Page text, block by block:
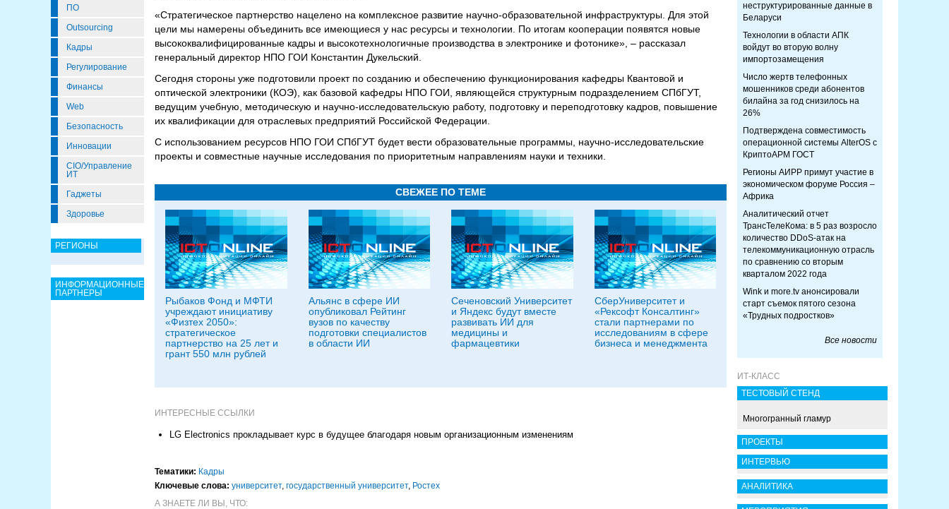
ПО
Outsourcing
Кадры
Регулирование
Финансы
Web
Безопасность
Инновации
CIO/Управление
ИТ
Гаджеты
Здоровье
РЕГИОНЫ
ИНФОРМАЦИОННЫЕ
ПАРТНЕРЫ
«Стратегическое партнерство нацелено на комплексное развитие научно-образовательной инфраструктуры. Для этой
цели мы намерены объединить все имеющиеся у нас ресурсы и технологии. По итогам кооперации появятся новые
высококвалифицированные кадры и высокотехнологичные производства в электронике и фотонике», – рассказал
генеральный директор НПО ГОИ Константин Дукельский.
Сегодня стороны уже подготовили проект по созданию и обеспечению функционирования кафедры Квантовой и
оптической электроники (КОЭ), как базовой кафедры НПО ГОИ, являющейся структурным подразделением СПбГУТ,
ведущим учебную, методическую и научно-исследовательскую работу, подготовку и переподготовку кадров, повышение
их квалификации для отраслевых предприятий Российской Федерации.
С использованием ресурсов НПО ГОИ СПбГУТ будет вести образовательные программы, научно-исследовательские
проекты и совместные научные исследования по приоритетным направлениям науки и техники.
СВЕЖЕЕ ПО ТЕМЕ
Рыбаков Фонд и МФТИ
учреждают инициативу
«Физтех 2050»:
стратегическое
партнерство на 25 лет и
грант 550 млн рублей
Альянс в сфере ИИ
опубликовал Рейтинг
вузов по качеству
подготовки специалистов
в области ИИ
Сеченовский Университет
и Яндекс будут вместе
развивать ИИ для
медицины и
фармацевтики
СберУниверситет и
«Рексофт Консалтинг»
стали партнерами по
исследованиям в сфере
бизнеса и менеджмента
ИНТЕРЕСНЫЕ ССЫЛКИ
LG Electronics прокладывает курс в будущее благодаря новым организационным изменениям
Тематики: Кадры
Ключевые слова: университет, государственный университет, Ростех
А ЗНАЕТЕ ЛИ ВЫ, ЧТО:
неструктурированные данные в
Беларуси
Технологии в области АПК
войдут во вторую волну
импортозамещения
Число жертв телефонных
мошенников среди абонентов
билайна за год снизилось на
26%
Подтверждена совместимость
операционной системы AlterOS с
КриптоАРМ ГОСТ
Регионы АИРР примут участие в
экономическом форуме Россия –
Африка
Аналитический отчет
ТрансТелеКома: в 5 раз возросло
количество DDoS-атак на
телекоммуникационную отрасль
по сравнению со вторым
кварталом 2022 года
Wink и more.tv анонсировали
старт съемок пятого сезона
«Трудных подростков»
Все новости
ИТ-КЛАСС
ТЕСТОВЫЙ СТЕНД
Многогранный гламур
ПРОЕКТЫ
ИНТЕРВЬЮ
АНАЛИТИКА